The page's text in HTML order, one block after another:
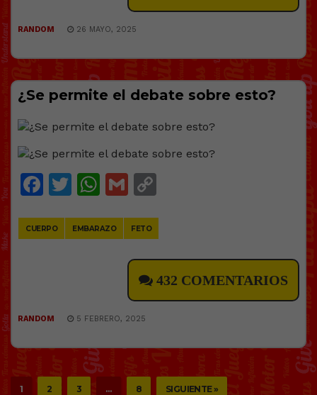
RANDOM 26 MAYO, 2025
¿Se permite el debate sobre esto?
Facebook
Twitter
WhatsApp
Gmail
CUERPO EMBARAZO FETO
432 COMENTARIOS
RANDOM 5 FEBRERO, 2025
1 2 3 … 8 SIGUIENTE »